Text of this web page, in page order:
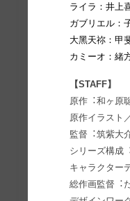
ライラ：井上
ガブリエル：
⼤⿊天祢：甲
カミーオ：緒
【STAFF】
原作︓和ヶ原
原作イラスト
監督︓筑紫⼤
シリーズ構成
キャラクター
総作画監督︓